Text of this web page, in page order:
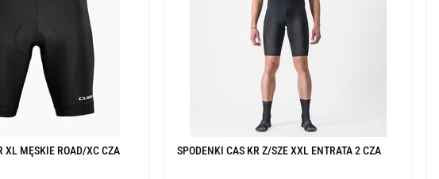
XL MĘSKIE ROAD/XC CZA SPODENKI CAS KR Z/SZE XXL ENTRATA 2 CZA